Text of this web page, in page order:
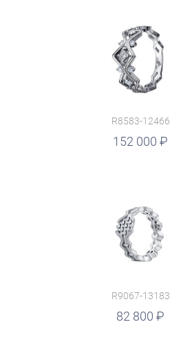
R8583-12466
152 000
R9067-13183
82 800